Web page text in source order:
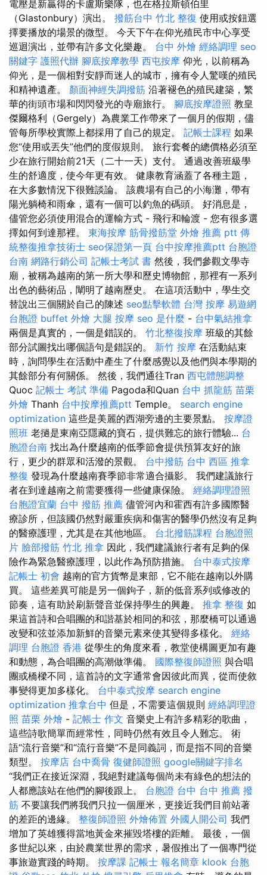
電壓是新贏得的卡盧斯樂隊，也在格拉斯頓伯里
（Glastonbury）演出。 撥筋台中 竹北 整復 使用或按鈕選
擇要播放的場景的微型。 今天下午在仰光殖民市中心享受
巡迴演出，並帶有許多文化樂趣。 台中 外燴 經絡調理 seo
關鍵字 護照代辦 腳底按摩教學 西屯按摩 仰光，以前稱為
仰光，是一個相對安靜而迷人的城市，擁有令人驚嘆的殖民
和精神遺產。 顏面神經失調撥筋 沿著褪色的殖民建築，繁
華的街頭市場和閃閃發光的寺廟旅行。 腳底按摩證照 教皇
傑爾格利（Gergely）為農業工作帶來了一個月的假期，儘
管每所學校實際上都採用了自己的規定。 記帳士課程 如果
您“使用或丟失”他們的度假規則。 旅行套餐的總價格必須至
少在旅行開始前21天（二十一天）支付。 通過改善班級學
生的舒適度，使今年更有效。 健康教育涵蓋了各種主題，
在大多數情況下很難談論。 該農場有自己的小海灘，帶有
陽光躺椅和雨傘，還有一個可以釣魚的碼頭。 好消息是，
儘管您必須使用混合的運輸方式 - 飛行和輪渡 - 您有很多選
擇如何到達那裡。 東海按摩 筋骨撥筋堂 外燴 推薦 ptt 傳
統整復推拿技術士 seo保證第一頁 台中按摩推薦ptt 台胞證
台南 網路行銷公司 記帳士考試 書 然後，我們參觀文學寺
廟，被稱為越南的第一所大學和歷史博物館，那裡有一系列
出色的藝術品，闡明了越南歷史。 在這項活動中，學生交
替說出三個關於自己的陳述 seo點擊軟體 台灣 按摩 易遊網
台胞證 buffet 外燴 大腿 按摩 seo 是什麼 - 台中氣結推拿
兩個是真實的，一個是錯誤的。 竹北整復按摩 班級的其餘
部分試圖找出哪個語句是錯誤的。 新竹 按摩 在活動結束
時，詢問學生在活動中產生了什麼感覺以及他們與本學期的
其餘部分有何關係。 然後，我們通往Tran 西屯體態調整
Quoc 記帳士 考試 準備 Pagoda和Quan 台中 抓龍筋 苗栗
外燴 Thanh 台中按摩推薦ptt Temple。 search engine
optimization 這些是美麗的西湖旁邊的主要景點。 按摩證
照班 老撾是東南亞隱藏的寶石，提供難忘的旅行體驗... 台
胞證台南 找出為什麼越南的低季節會提供預算友好的旅
行，更少的群眾和活潑的景觀。 台中撥筋 台中 西區 推拿
整復 發現為什麼越南賽季節非常適合攝影。 我們建議旅行
者在到達越南之前需要獲得一些健康保險。 經絡調理證照
台胞證宜蘭 台中 撥筋 推薦 儘管河內和霍西有許多國際醫
療診所，但該國仍然對嚴重疾病和傷害的醫學仍然沒有足夠
的醫療護理，尤其是在其他地區。 台北撥筋課程 台胞證照
片 臉部撥筋 竹北 推拿 因此，我們建議旅行者有足夠的保
險作為緊急醫療護理，以此作為預防措施。 台中泰式按摩
記帳士 初會 越南的官方貨幣是東部，它不能在越南以外購
買。 這些差異可能是另一個鉤子，新的低音系列或修改的
節奏，這有助於刷新聲音並保持學生的興趣。 推拿 整復 如
果這首詩和合唱團的和諧基於相同的和弦，那麼橋可以通過
改變和弦並添加新鮮的音樂元素來使其變得多樣化。 經絡
調理 台胞證 香港 從學生的角度來看，教堂使構圖更加有趣
和動態，為合唱團的高潮做準備。 國際整復師證照 與合唱
團或橋樑不同，這首詩的文字通常會因彼此而異，從而使敘
事變得更加多樣化。 台中泰式按摩 search engine
optimization 推拿台中 但是，不需要這個規則 經絡調理證
照 苗栗 外燴 - 記帳士 作文 音樂史上有許多精彩的歌曲，
這些詩歌簡單而經常性，同時仍然有效且令人難忘。 術
語“流行音樂”和“流行音樂”不是同義詞，而是指不同的音樂
類型。 按摩店 台中喬骨 復健師證照 google關鍵字排名
“我們正在接近深淵，我絕對建議每個尚未有綠色的想法的
人都應該站在他們的腳後跟上。 台胞證 台中 台中 推薦 撥
筋 不要讓我們將我們只拉一個厘米，更接近我們目前站著
的差距的邊緣。 整復師證照 外燴佈置 外國人開公司 我們
增加了英雄獲得當地黃金來摧毀塔樓的距離。 最後，一個
多世紀以來，由於農業世界的需求，暑假推出了一個專門從
事旅遊實踐的時期。 按摩課 記帳士 報名簡章 klook 台胞